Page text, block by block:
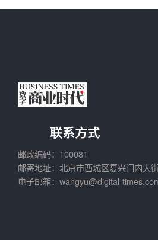
联系方式
邮政编码：100081
邮寄地址：北京市西城区复兴门内大
电子邮箱：wangyu@digital-